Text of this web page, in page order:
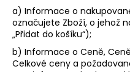
a) Informace o
označujete Zboží, o jehož
„Přidat do košíku“);
b) Informace o Ceně,
Celkové ceny a